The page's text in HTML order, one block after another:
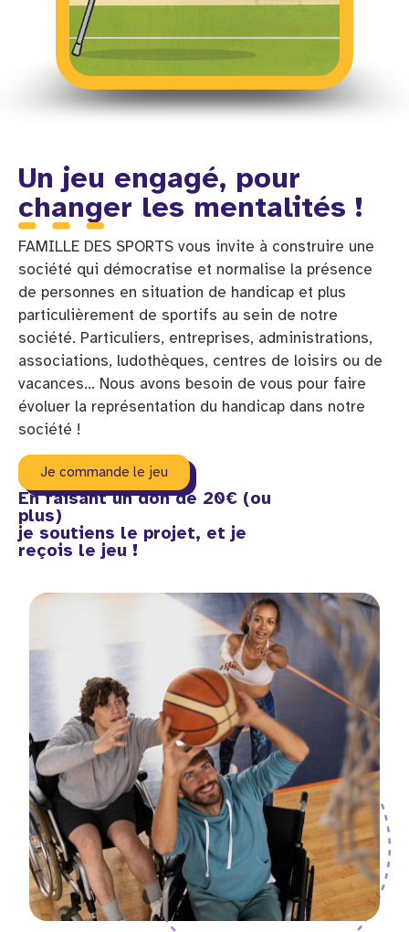
Un jeu engagé, pour
changer les mentalités !
FAMILLE DES SPORTS vous invite à construire une
société qui démocratise et normalise la présence
de personnes en situation de handicap et plus
particulièrement de sportifs au sein de notre
société. Particuliers, entreprises, administrations,
associations, ludothèques, centres de loisirs ou de
vacances… Nous avons besoin de vous pour faire
évoluer la représentation du handicap dans notre
société !
Je commande le jeu
En faisant un don de 20€ (ou
plus)
je soutiens le projet, et je
reçois le jeu !